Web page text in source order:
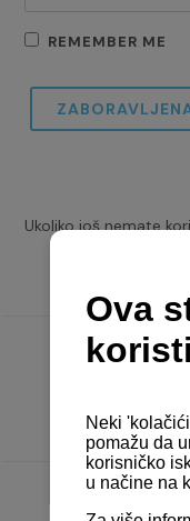
REMEMBER ME
Ukoliko još nemate